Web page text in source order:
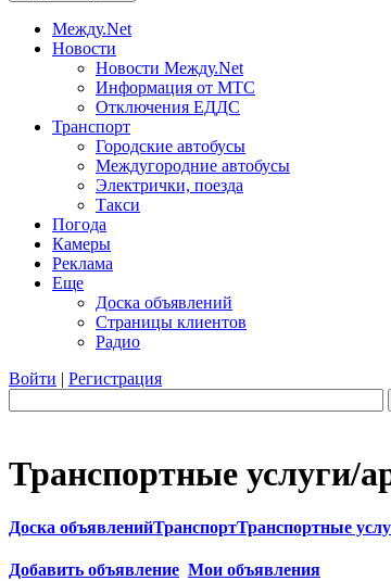
Между.Net
Новости
Новости Между.Net
Информация от МТС
Отключения ЕДДС
Транспорт
Городские автобусы
Междугородние автобусы
Электрички, поезда
Такси
Погода
Камеры
Реклама
Еще
Доска объявлений
Страницы клиентов
Радио
Войти | Регистрация
Транспортные услуги/
Доска объявленийТранспортТранспортные
Добавить объявление Мои объявления